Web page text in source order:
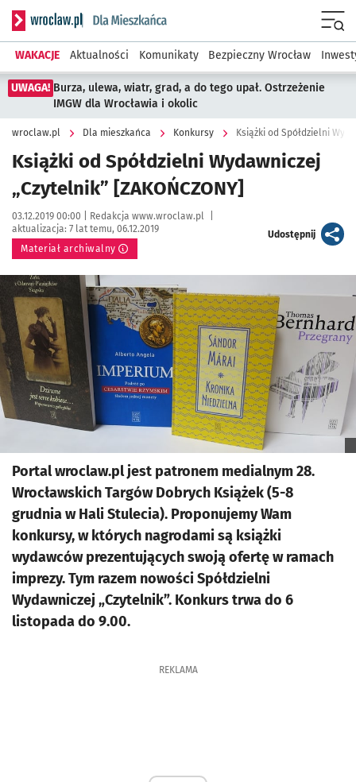
Serwis informacyjny wroclaw.pl podserwis: Dla mieszkańca
WAKACJE Aktualności Komunikaty Bezpieczny Wrocław
UWAGA! Burza, ulewa, wiatr, grad, a do tego upał. Ostrzeżenie
IMGW dla Wrocławia i okolic
wroclaw.pl Dla mieszkańca Konkursy Książki od Spółdzielni
Książki od Spółdzielni Wydawniczej
„Czytelnik” [ZAKOŃCZONY]
Data publikacji:
03.12.2019 00:00 | Autor:
Redakcja www.wroclaw.pl
aktualizacja: 7 lat temu, 06.12.2019
Materiał archiwalny
Udostępnijartykuł
Kliknij, aby powiększyć
Portal wroclaw.pl jest patronem medialnym 28.
Wrocławskich Targów Dobrych Książek (5-8
grudnia w Hali Stulecia). Proponujemy Wam
konkursy, w których nagrodami są książki
wydawców prezentujących swoją ofertę w ramach
imprezy. Tym razem nowości Spółdzielni
Wydawniczej „Czytelnik”. Konkurs trwa do 6
listopada do 9.00.
REKLAMA